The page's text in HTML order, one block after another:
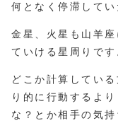
何となく停滞して
金星、火星も山羊
ていける星周りです
どこか計算してい
り的に行動するよ
な？とか相手の気